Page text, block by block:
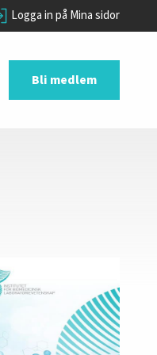
Logga in på Mina sidor
Bli medlem